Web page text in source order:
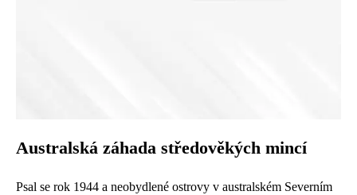
Australská záhada středověkých mincí
Psal se rok 1944 a neobydlené ostrovy v australském Severním